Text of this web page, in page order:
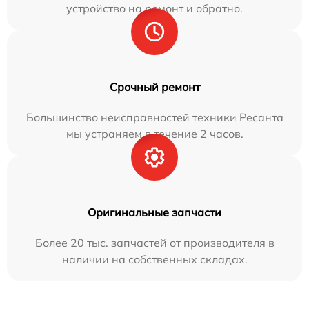
устройство на ремонт и обратно.
Срочный ремонт
Большинство неисправностей техники Ресанта
мы устраняем в течение 2 часов.
Оригинальные запчасти
Более 20 тыс. запчастей от производителя в
наличии на собственных складах.